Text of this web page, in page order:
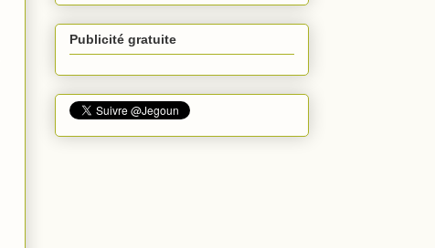
Publicité gratuite